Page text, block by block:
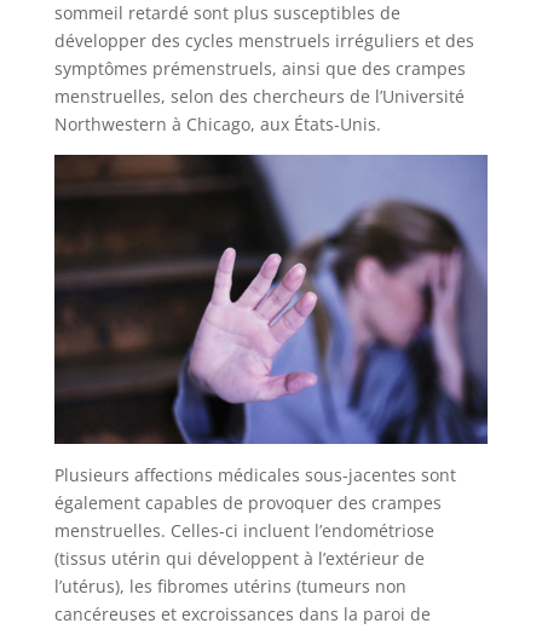
sommeil retardé sont plus susceptibles de
développer des cycles menstruels irréguliers et des
symptômes prémenstruels, ainsi que des crampes
menstruelles, selon des chercheurs de l’Université
Northwestern à Chicago, aux États-Unis.
Plusieurs affections médicales sous-jacentes sont
également capables de provoquer des crampes
menstruelles. Celles-ci incluent l’endométriose
(tissus utérin qui développent à l’extérieur de
l’utérus), les fibromes utérins (tumeurs non
cancéreuses et excroissances dans la paroi de